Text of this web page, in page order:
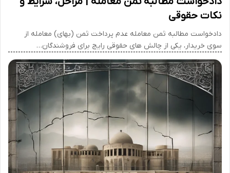
نکات حقوقی
دادخواست مطالبه ثمن معامله عدم پرداخت ثمن (بهای) معامله از
سوی خریدار، یکی از چالش های حقوقی رایج برای فروشندگان…